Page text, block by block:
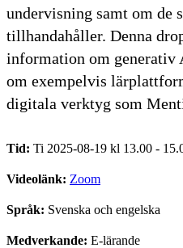
undervisning samt om de
tillhandahåller. Denna
information om generativ
om exempelvis
digitala verktyg som
Tid: Ti 2025-08-19 kl 13.00 -
Videolänk: Zoom
Språk: Svenska och engelska
Medverkande: E-lärande